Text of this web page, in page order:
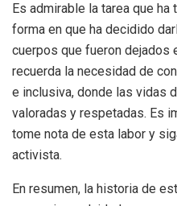
Es admirable la tarea que
forma en que ha decidido
cuerpos que fueron dejados
recuerda la necesidad de
e inclusiva, donde las vidas
valoradas y respetadas. Es
tome nota de esta labor y
activista.
En resumen, la historia de